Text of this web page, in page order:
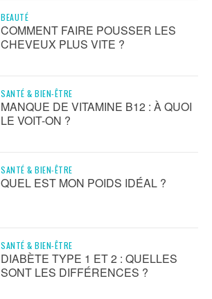
BEAUTÉ
COMMENT FAIRE POUSSER LES
CHEVEUX PLUS VITE ?
SANTÉ & BIEN-ÊTRE
MANQUE DE VITAMINE B12 : À QUOI
LE VOIT-ON ?
SANTÉ & BIEN-ÊTRE
QUEL EST MON POIDS IDÉAL ?
SANTÉ & BIEN-ÊTRE
DIABÈTE TYPE 1 ET 2 : QUELLES
SONT LES DIFFÉRENCES ?